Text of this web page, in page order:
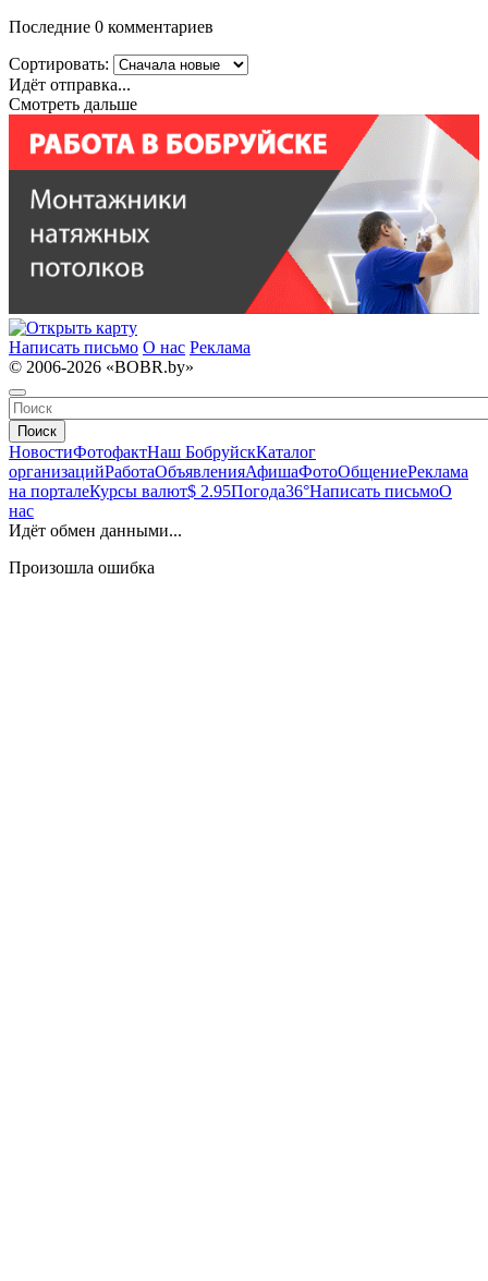
Последние 0 комментариев
Сортировать:
Идёт отправка...
Смотреть дальше
Написать письмо О нас Реклама
© 2006-2026 «BOBR.by»
Поиск
НовостиФотофактНаш БобруйскКаталог
организацийРаботаОбъявленияАфишаФотоОбщениеРеклама
на порталеКурсы валют$ 2.95Погода36°Написать письмоО
нас
Идёт обмен данными...
Произошла ошибка